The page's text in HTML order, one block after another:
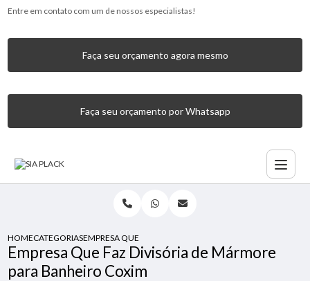
Entre em contato com um de nossos especialistas!
Faça seu orçamento agora mesmo
Faça seu orçamento por Whatsapp
HOMECATEGORIASEMPRESA QUE FAZ DIVISÓRIA DE MÁRMORE PARA
Empresa Que Faz Divisória de Mármore
para Banheiro Coxim